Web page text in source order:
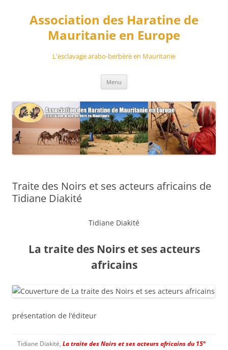
contenuAssociation des Haratine de
Mauritanie en Europe
L'esclavage arabo-berbère en Mauritanie
Menu
Traite des Noirs et ses acteurs africains de
Tidiane Diakité
Tidiane Diakité
La traite des Noirs et ses acteurs
africains
présentation de l’éditeur
Tidiane Diakité, La traite des Noirs et ses acteurs africains du 15°